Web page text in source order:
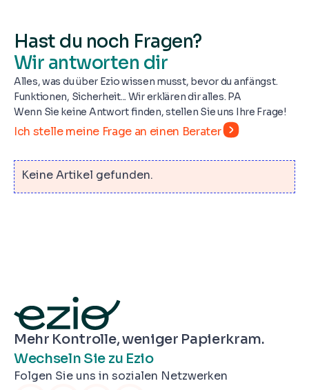
Hast du noch Fragen?
Wir antworten dir
Alles, was du über Ezio wissen musst, bevor du anfängst.
Funktionen, Sicherheit... Wir erklären dir alles. PA
Wenn Sie keine Antwort finden, stellen Sie uns Ihre Frage!
Ich stelle meine Frage an einen Berater
Keine Artikel gefunden.
Mehr Kontrolle, weniger Papierkram.
Wechseln Sie zu Ezio
Folgen Sie uns in sozialen Netzwerken